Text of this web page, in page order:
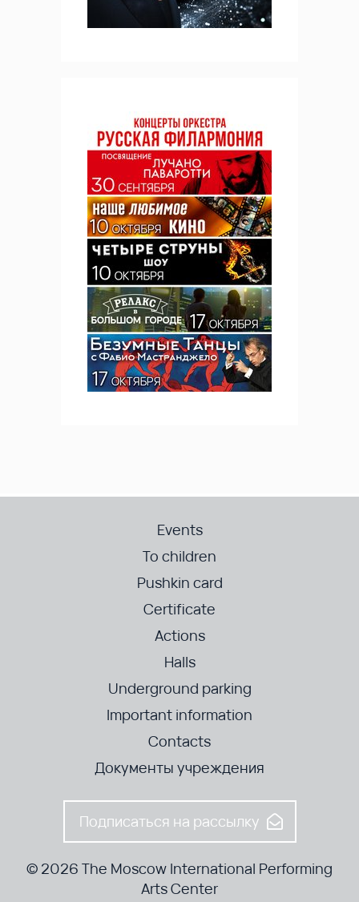
Events
To children
Pushkin card
Certificate
Actions
Halls
Underground parking
Important information
Contacts
Документы учреждения
Подписаться на рассылку
© 2026 The Moscow International Performing
Arts Center